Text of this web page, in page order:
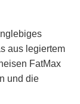
aus legiertem
FatMax
und die